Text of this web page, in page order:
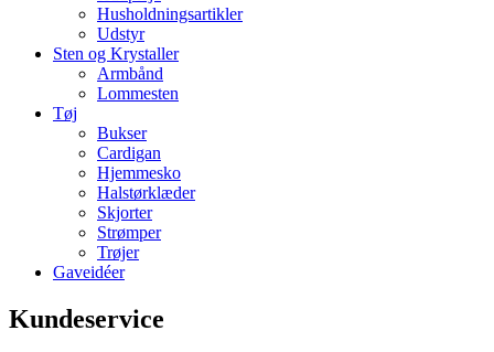
Husholdningsartikler
Udstyr
Sten og Krystaller
Armbånd
Lommesten
Tøj
Bukser
Cardigan
Hjemmesko
Halstørklæder
Skjorter
Strømper
Trøjer
Gaveidéer
Kundeservice